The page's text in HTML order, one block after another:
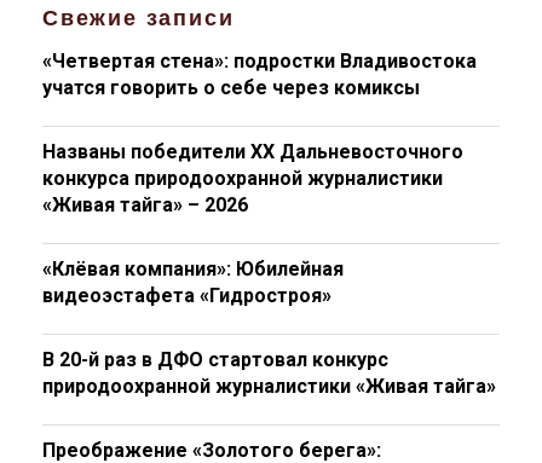
Свежие записи
«Четвертая стена»: подростки Владивостока
учатся говорить о себе через комиксы
Названы победители XX Дальневосточного
конкурса природоохранной журналистики
«Живая тайга» – 2026
«Клёвая компания»: Юбилейная
видеоэстафета «Гидростроя»
В 20-й раз в ДФО стартовал конкурс
природоохранной журналистики «Живая тайга»
Преображение «Золотого берега»: